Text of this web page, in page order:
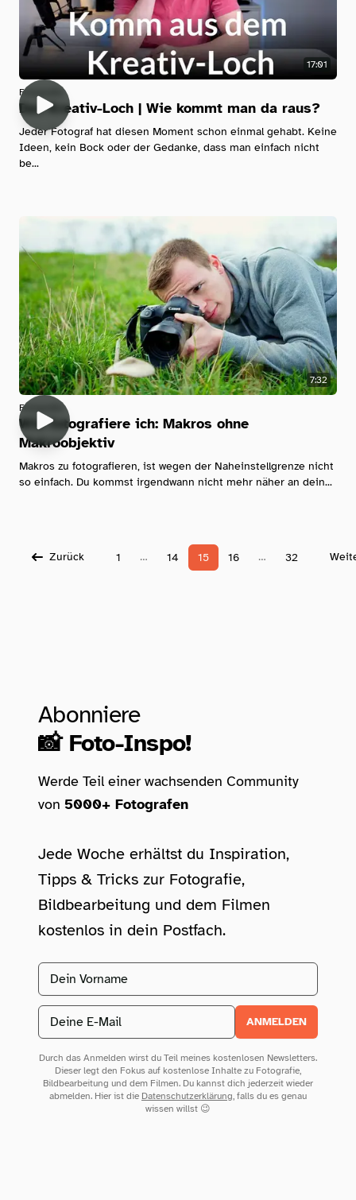
17:01
Fotografie
Das Kreativ-Loch | Wie kommt man da raus?
Jeder Fotograf hat diesen Moment schon einmal gehabt. Keine
Ideen, kein Bock oder der Gedanke, dass man einfach nicht
be...
7:32
Fotografie
Wie fotografiere ich: Makros ohne
Makroobjektiv
Makros zu fotografieren, ist wegen der Naheinstellgrenze nicht
so einfach. Du kommst irgendwann nicht mehr näher an dein...
Zurück 1 … 14 15 16 … 32
Abonniere
📸 Foto-Inspo!
Werde Teil einer wachsenden Community
von 5000+ Fotografen
Jede Woche erhältst du Inspiration,
Tipps & Tricks zur Fotografie,
Bildbearbeitung und dem Filmen
kostenlos in dein Postfach.
Vorname
Email address ANMELDEN
Durch das Anmelden wirst du Teil meines kostenlosen Newsletters.
Dieser legt den Fokus auf kostenlose Inhalte zu Fotografie,
Bildbearbeitung und dem Filmen. Du kannst dich jederzeit wieder
abmelden. Hier ist die Datenschutzerklärung, falls du es genau
wissen willst 😉